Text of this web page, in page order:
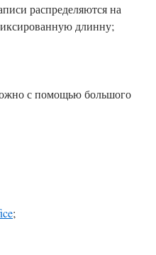
распределяются на
длинну;
с помощью большого
;